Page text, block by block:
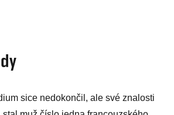
sice nedokončil, ale své znalosti